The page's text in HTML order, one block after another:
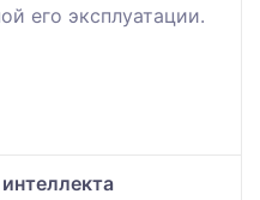
его эксплуатации.